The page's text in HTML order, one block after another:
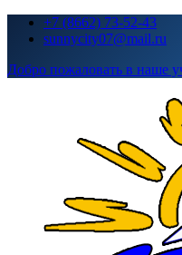
Перейти+7 (8662) 73-52-43
sunnycity07@mail.ru
Добро пожаловать в наше